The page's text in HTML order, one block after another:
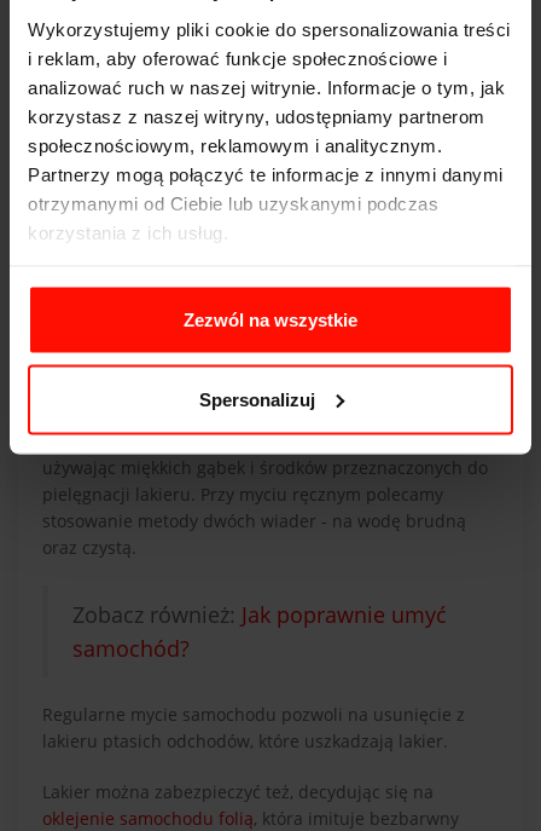
Wykorzystujemy pliki cookie do spersonalizowania treści
i reklam, aby oferować funkcje społecznościowe i
analizować ruch w naszej witrynie. Informacje o tym, jak
korzystasz z naszej witryny, udostępniamy partnerom
społecznościowym, reklamowym i analitycznym.
Partnerzy mogą połączyć te informacje z innymi danymi
otrzymanymi od Ciebie lub uzyskanymi podczas
korzystania z ich usług.
Zezwól na wszystkie
Spersonalizuj
polerowane. Zaletą jest szybkość takiej naprawy
oraz to, że zachowuje się oryginalną grubość
lakieru.
Zapobieganie rysom - jak
minimalizować ryzyko powstawania rys
na lakierze?
Rysy na lakierze powstają na skutek zwykłej eksploatacji
mikrouszkodzeniami warto regularnie myć auto oraz
nakładać na lakier wosk, który będzie tworzył dodatkową
Myjąc samochód, lepiej unikać myjni automatycznych ze
szczotkami. Takie myjnie mogą powodować drobne
uszkodzenia lakieru. Lepiej jest myć samochód ręcznie,
używając miękkich gąbek i środków przeznaczonych do
pielęgnacji lakieru. Przy myciu ręcznym polecamy
stosowanie metody dwóch wiader - na wodę brudną
oraz czystą.
Zobacz również: Jak poprawnie umyć
samochód?
Regularne mycie samochodu pozwoli na usunięcie z
lakieru ptasich odchodów, które uszkadzają lakier.
Lakier można zabezpieczyć też, decydując się na
oklejenie samochodu folią, która imituje bezbarwny